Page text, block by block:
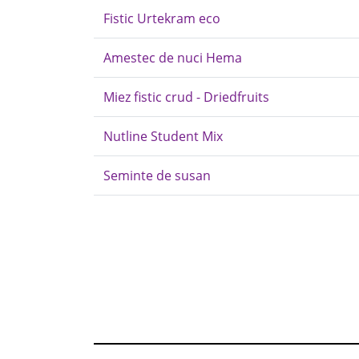
Fistic Urtekram eco
Amestec de nuci Hema
Miez fistic crud - Driedfruits
Nutline Student Mix
Seminte de susan